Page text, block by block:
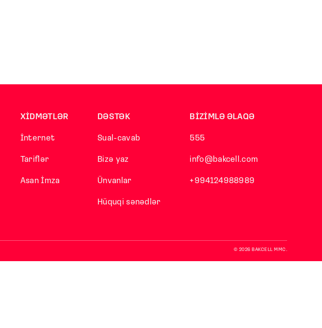
XİDMƏTLƏR
İnternet
Tariflər
Asan İmza
DƏSTƏK
Sual-cavab
Bizə yaz
Ünvanlar
Hüquqi sənədlər
BİZİMLƏ ƏLAQƏ
555
info@bakcell.com
+994124988989
© 2026 BAKCELL MMC.